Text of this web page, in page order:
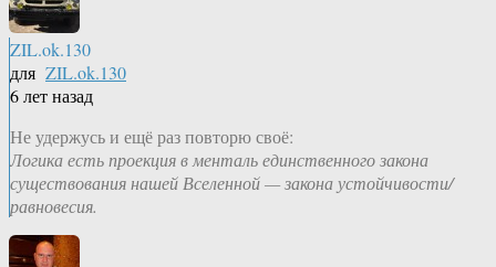
ZIL.ok.130
для ZIL.ok.130
6 лет назад
Не удержусь и ещё раз повторю своё:
Логика есть проекция в менталь единственного закона
существования нашей Вселенной — закона устойчивости/
равновесия.